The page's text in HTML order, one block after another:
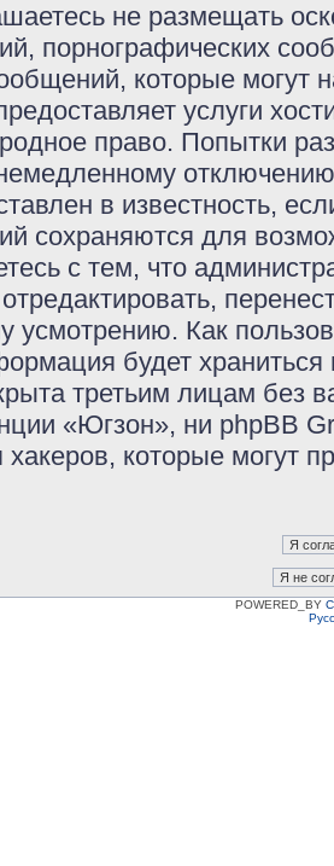
не размещать
порнографических
которые могут
услуги
право. Попытки
в известность,
сохраняются для
с тем, что
усмотрению. Как
будет
третьим лицам без
«Югзон», ни phpBB
хакеров, которые могут
POWERED_BY